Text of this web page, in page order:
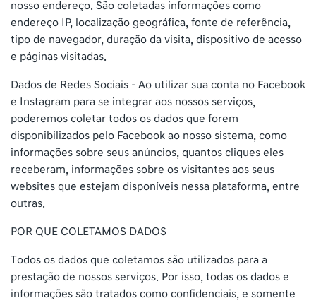
nosso endereço. São coletadas informações como
endereço IP, localização geográfica, fonte de referência,
tipo de navegador, duração da visita, dispositivo de acesso
e páginas visitadas.
Dados de Redes Sociais – Ao utilizar sua conta no Facebook
e Instagram para se integrar aos nossos serviços,
poderemos coletar todos os dados que forem
disponibilizados pelo Facebook ao nosso sistema, como
informações sobre seus anúncios, quantos cliques eles
receberam, informações sobre os visitantes aos seus
websites que estejam disponíveis nessa plataforma, entre
outras.
POR QUE COLETAMOS DADOS
Todos os dados que coletamos são utilizados para a
prestação de nossos serviços. Por isso, todas os dados e
informações são tratados como confidenciais, e somente